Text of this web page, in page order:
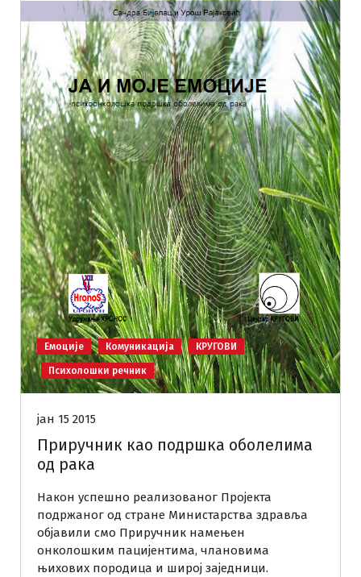
Емоције Комуникација КРУГОВИ
Психолошки речник
јан 15 2015
Приручник као подршка оболелима
од рака
Након успешно реализованог Пројекта
подржаног од стране Министарства здравља
објавили смо Приручник намењен
онколошким пацијентима, члановима
њихових породица и широј заједници.